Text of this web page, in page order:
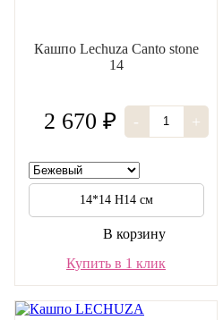
Кашпо Lechuza Canto stone
14
2 670 ₽ - +
14*14 H14 см
В корзину
Купить в 1 клик